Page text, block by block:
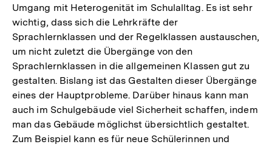
Umgang mit Heterogenität im Schulalltag. Es ist sehr
wichtig, dass sich die Lehrkräfte der
Sprachlernklassen und der Regelklassen austauschen,
um nicht zuletzt die Übergänge von den
Sprachlernklassen in die allgemeinen Klassen gut zu
gestalten. Bislang ist das Gestalten dieser Übergänge
eines der Hauptprobleme. Darüber hinaus kann man
auch im Schulgebäude viel Sicherheit schaffen, indem
man das Gebäude möglichst übersichtlich gestaltet.
Zum Beispiel kann es für neue Schülerinnen und